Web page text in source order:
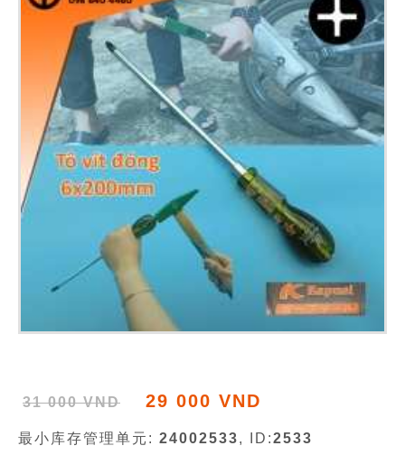
31 000 VND 29 000 VND
最小库存管理单元: 24002533, ID:2533